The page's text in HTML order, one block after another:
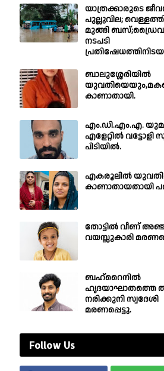
യാത്രക്കാരുടെ
പുല്ലുവില;
മുങ്ങി
നടപടി
ബാലുശ്ശേരിയില്‍
കാണാതായി.
എം.ഡി.എം.എ.
എളേറ്റിൽ വട്ടോളി
പിടിയിൽ.
എകരൂലിൽ
കാണാതായതായി
തോട്ടിൽ വീണ്
വയസ്സുകാരി
ബഹ്‌റൈനിൽ
ഹൃദയാഘാതത്തെ
നരിക്കുനി സ്വദേശി
മരണപ്പെട്ടു.
Follow Us